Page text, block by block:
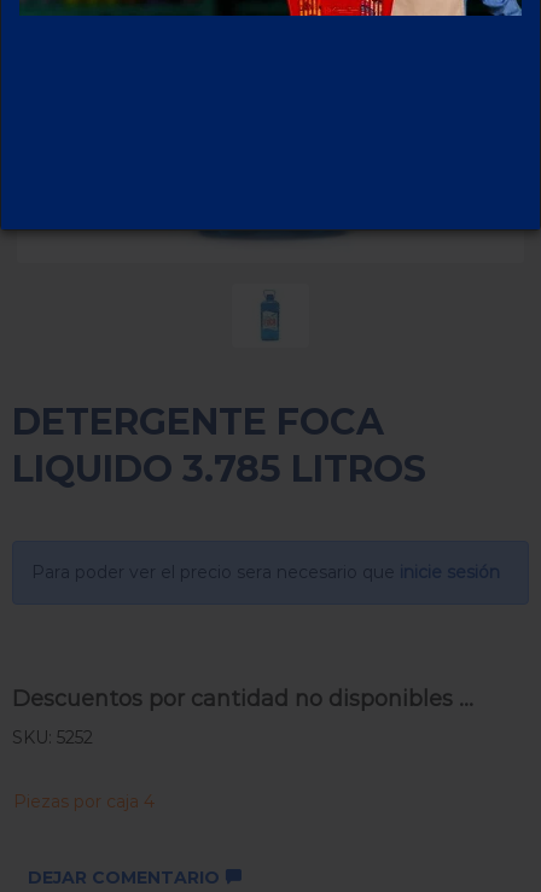
DETERGENTE FOCA
LIQUIDO 3.785 LITROS
Para poder ver el precio sera necesario que
Descuentos por cantidad no disponibles ...
SKU: 5252
Piezas por caja 4
DEJAR COMENTARIO